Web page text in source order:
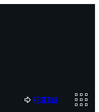
Reserva